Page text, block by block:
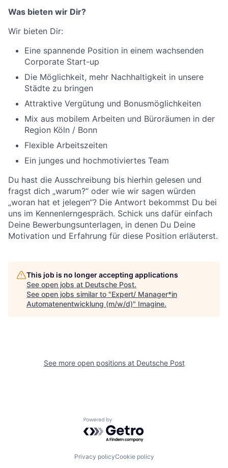
Was bieten wir Dir?
Wir bieten Dir:
Eine spannende Position in einem wachsenden
Corporate Start-up
Die Möglichkeit, mehr Nachhaltigkeit in unsere
Städte zu bringen
Attraktive Vergütung und Bonusmöglichkeiten
Mix aus mobilem Arbeiten und Büroräumen in der
Region Köln / Bonn
Flexible Arbeitszeiten
Ein junges und hochmotiviertes Team
Du hast die Ausschreibung bis hierhin gelesen und
fragst dich „warum?“ oder wie wir sagen würden
„woran hat et jelegen“? Die Antwort bekommst Du bei
uns im Kennenlerngespräch. Schick uns dafür einfach
Deine Bewerbungsunterlagen, in denen Du Deine
Motivation und Erfahrung für diese Position erläuterst.
This job is no longer accepting applications
See open jobs at Deutsche Post.
See open jobs similar to "Expert/ Manager*in
Automatenentwicklung (m/w/d)" Imagine.
See more open positions at Deutsche Post
Powered by Getro.com
Privacy policyCookie policy